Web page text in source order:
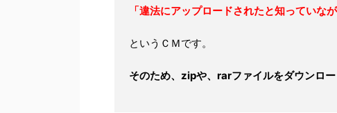
「違法にアップロードされたと知っていな
というＣＭです。
そのため、zipや、rarファイルをダウンロ